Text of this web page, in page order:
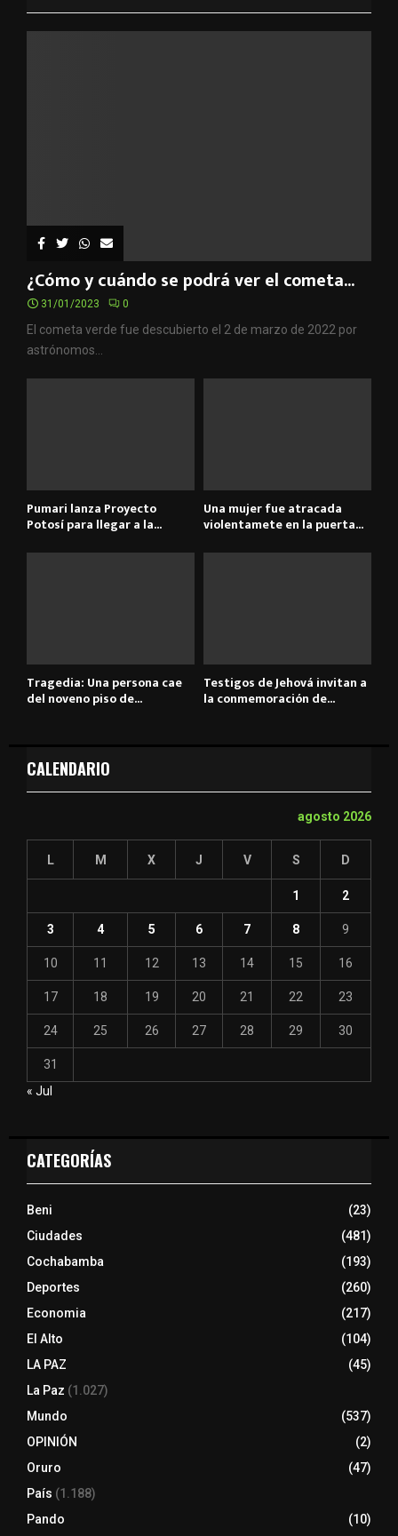
¿Cómo y cuándo se podrá ver el cometa...
31/01/2023 0
El cometa verde fue descubierto el 2 de marzo de 2022 por
astrónomos...
Pumari lanza Proyecto
Potosí para llegar a la...
Una mujer fue atracada
violentamete en la puerta...
Tragedia: Una persona cae
del noveno piso de...
Testigos de Jehová invitan a
la conmemoración de...
CALENDARIO
agosto 2026
L M X J V S D
1 2
3 4 5 6 7 8 9
10 11 12 13 14 15 16
17 18 19 20 21 22 23
24 25 26 27 28 29 30
31
« Jul
CATEGORÍAS
Beni
(23)
Ciudades
(481)
Cochabamba
(193)
Deportes
(260)
Economia
(217)
El Alto
(104)
LA PAZ
(45)
La Paz (1.027)
Mundo
(537)
OPINIÓN
(2)
Oruro
(47)
País (1.188)
Pando
(10)